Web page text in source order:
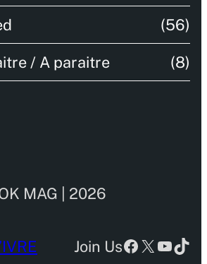
(56)
/ A paraitre (8)
MAG | 2026
Join UsFacebook
X